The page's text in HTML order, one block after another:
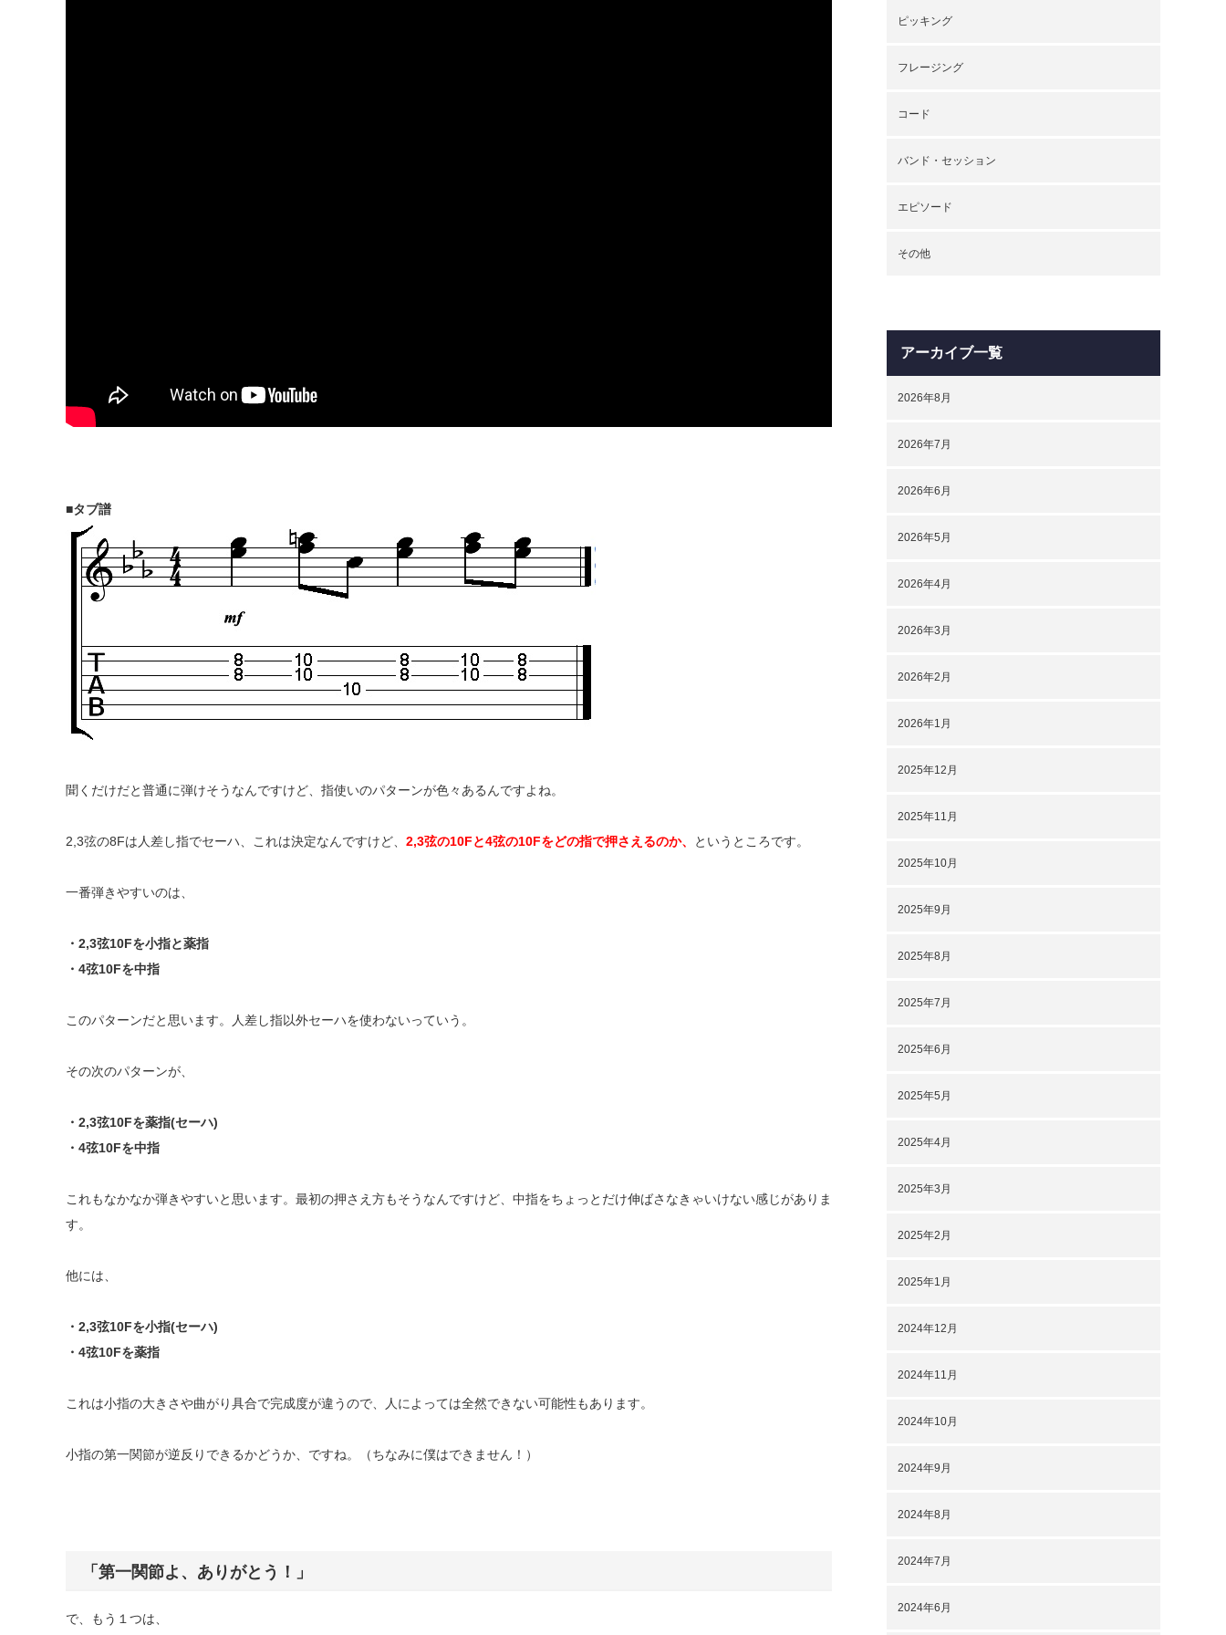
■タブ譜
聞くだけだと普通に弾けそうなんですけど、指使いのパターンが色々あるんですよね。
2,3弦の8Fは人差し指でセーハ、これは決定なんですけど、 2,3弦の10Fと4弦の10Fをどの指で押さえるのか、 というところです。
一番弾きやすいのは、
・2,3弦10Fを小指と薬指
・4弦10Fを中指
このパターンだと思います。人差し指以外セーハを使わないっていう。
その次のパターンが、
・2,3弦10Fを薬指(セーハ)
・4弦10Fを中指
これもなかなか弾きやすいと思います。最初の押さえ方もそうなんですけど、中指をちょっとだけ伸ばさなきゃいけない感じがありま
す。
他には、
・2,3弦10Fを小指(セーハ)
・4弦10Fを薬指
これは小指の大きさや曲がり具合で完成度が違うので、人によっては全然できない可能性もあります。
小指の第一関節が逆反りできるかどうか、ですね。（ちなみに僕はできません！）
「第一関節よ、ありがとう！」
で、もう１つは、
ピッキング
フレージング
コード
バンド・セッション
エピソード
その他
アーカイブ一覧
2026年8月
2026年7月
2026年6月
2026年5月
2026年4月
2026年3月
2026年2月
2026年1月
2025年12月
2025年11月
2025年10月
2025年9月
2025年8月
2025年7月
2025年6月
2025年5月
2025年4月
2025年3月
2025年2月
2025年1月
2024年12月
2024年11月
2024年10月
2024年9月
2024年8月
2024年7月
2024年6月